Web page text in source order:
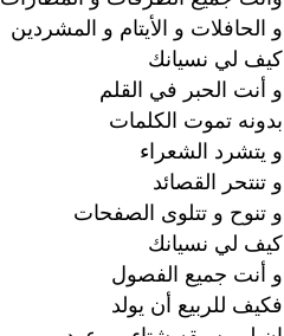
و الحافلات و الأيتام و المشردين
كيف لي نسيانك
و أنت الحبر في القلم
بدونه تموت الكلمات
و يتشرد الشعراء
و تنتحر القصائد
و تنوح و تتلوى الصفحات
كيف لي نسيانك
و أنت جميع الفصول
فكيف للربيع أن يولد